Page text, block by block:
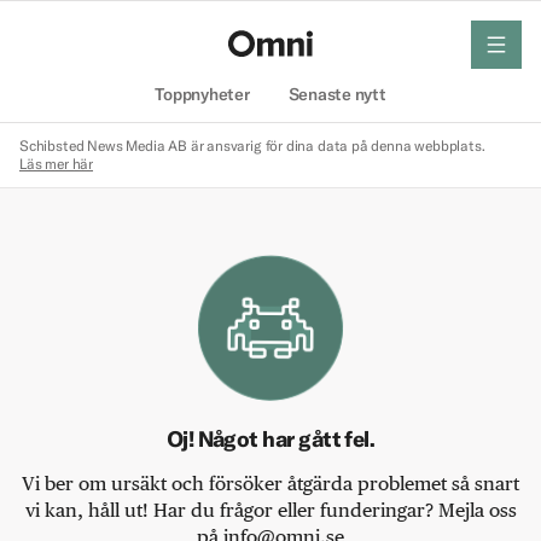
Toppnyheter Senaste nytt
meny
Schibsted News Media AB är ansvarig för dina data på denna webbplats.
Läs mer här
Oj! Något har gått fel.
Vi ber om ursäkt och försöker åtgärda problemet så snart
vi kan, håll ut! Har du frågor eller funderingar? Mejla oss